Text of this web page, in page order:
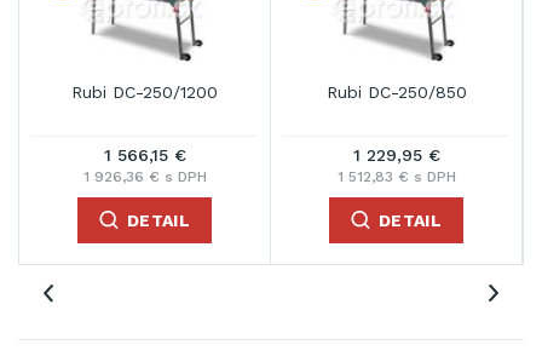
Rubi DC-250/1200
1 566,15 €
1 926,36 € s DPH
DETAIL
Rubi DC-250/850
1 229,95 €
1 512,83 € s DPH
DETAIL